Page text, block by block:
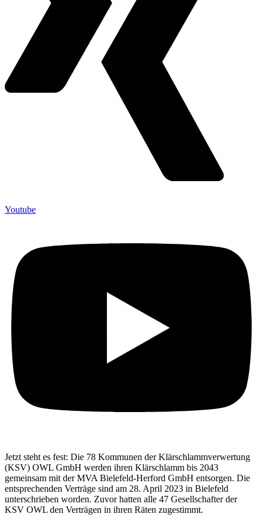
Youtube
Jetzt steht es fest: Die 78 Kommunen der Klärschlammverwertung
(KSV) OWL GmbH werden ihren Klärschlamm bis 2043
gemeinsam mit der MVA Bielefeld-Herford GmbH entsorgen. Die
entsprechenden Verträge sind am 28. April 2023 in Bielefeld
unterschrieben worden. Zuvor hatten alle 47 Gesellschafter der
KSV OWL den Verträgen in ihren Räten zugestimmt.